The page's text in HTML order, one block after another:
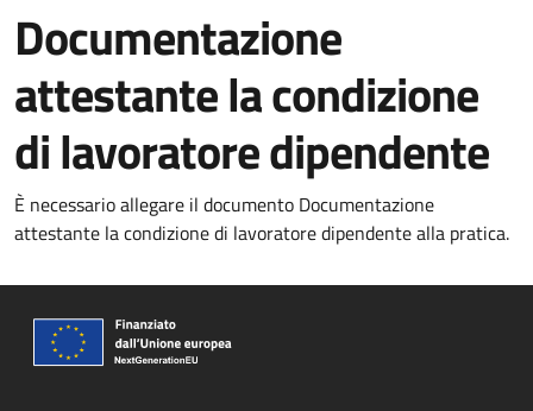
Documentazione
attestante la condizione
di lavoratore dipendente
È necessario allegare il documento Documentazione
attestante la condizione di lavoratore dipendente alla pratica.